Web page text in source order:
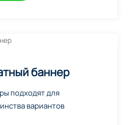
баннер
подходят для
вариантов